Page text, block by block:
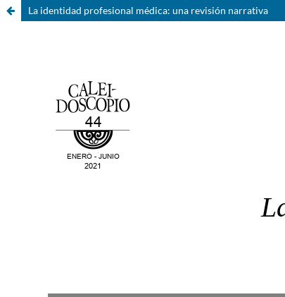
La identidad profesional médica: una revisión narrativa